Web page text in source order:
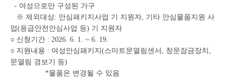
- 여성으로만 구성된 가구
※ 제외대상: 안심패키지사업 기 지원자, 기타 안심물품지원 사
업(응급안전안심사업 등) 기 지원자
○ 신청기간 : 2026. 6. 1. ~ 6. 19.
○ 지원내용 : 여성안심패키지(스마트문열림센서, 창문잠금장치,
문열림 경보기 등)
*물품은 변경될 수 있음